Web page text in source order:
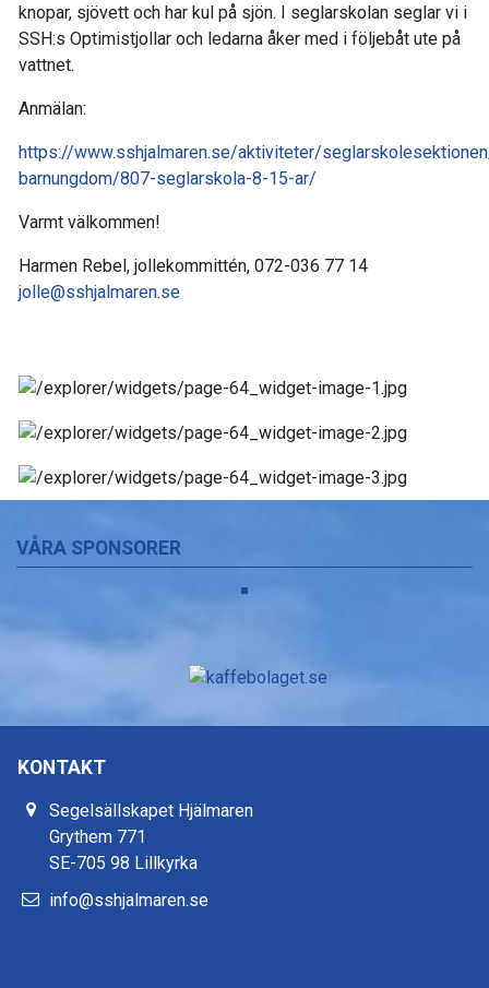
knopar, sjövett och har kul på sjön. I seglarskolan seglar vi i
SSH:s Optimistjollar och ledarna åker med i följebåt ute på
vattnet.
Anmälan:
https://www.sshjalmaren.se/aktiviteter/
barnungdom/807-seglarskola-8-15-ar/
Varmt välkommen!
Harmen Rebel, jollekommittén, 072-036 77 14
jolle@sshjalmaren.se
VÅRA SPONSORER
KONTAKT
Segelsällskapet Hjälmaren
Grythem 771
SE-705 98 Lillkyrka
info@sshjalmaren.se